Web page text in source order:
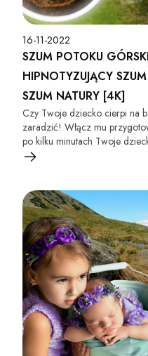
16-11-2022
SZUM POTOKU
HIPNOTYZUJĄCY
SZUM NATURY [4K]
Czy Twoje dziecko cierpi na
zaradzić! Włącz mu
po kilku minutach Twoje